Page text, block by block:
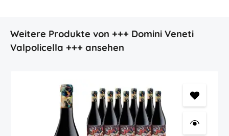
Produktgalerie überspringen
Weitere Produkte von +++ Domini Veneti
Valpolicella +++ ansehen